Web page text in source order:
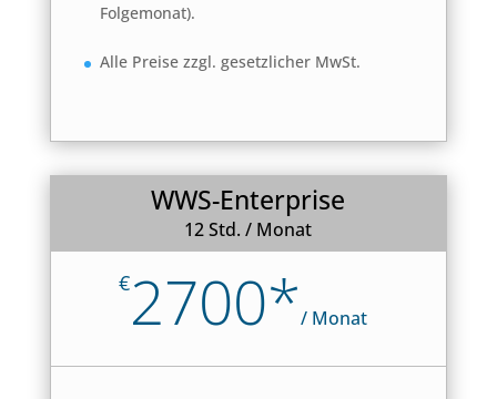
Folgemonat).
Alle Preise zzgl. gesetzlicher MwSt.
WWS-Enterprise
12 Std. / Monat
€2700*/Monat